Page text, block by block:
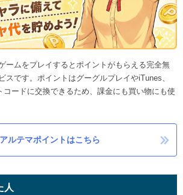
ームをプレイするとポイントがもらえる完全無
スです。ポイントはグーグルプレイやiTunes、
ードに交換できるため、課金にも買い物にも使
アルテマポイントはこちら
人